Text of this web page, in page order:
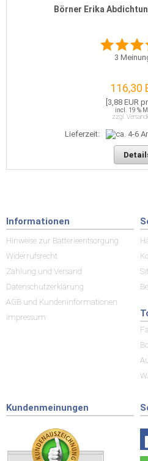
Börner Erika
3
116,30
[3,88 EUR
incl. 19 %
zzgl.
Lieferzeit:
Informationen
Hinweise zur Batterieentsorgung
Widerrufsrecht
Zahlung und Versand
Datenschutzerklärung
AGB und Kundeninformationen
Impressum
Kundenmeinungen